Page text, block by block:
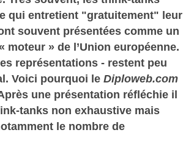
qui entretient "gratuitement" leur
souvent présentées comme un
» de l’Union européenne.
représentations - restent peu
Voici pourquoi le Diploweb.com
une présentation réfléchie il
tanks non exhaustive mais
le nombre de